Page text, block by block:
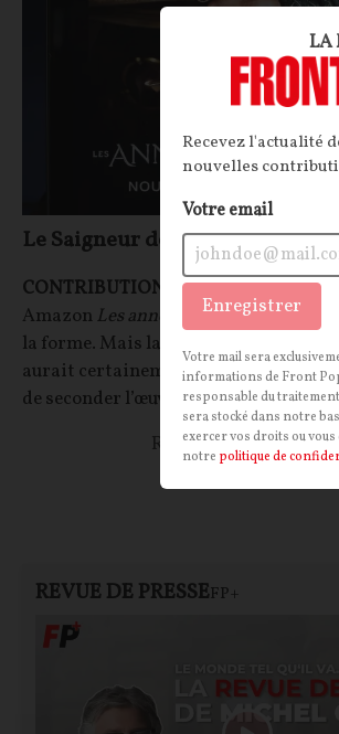
Le Saigneur des agneaux
CONTRIBUTION / OPINION.Bien
Amazon Les anneaux de pouvoira
la forme. Mais la nouvelle « mythologie
aurait certainement révulsé Tolkien,
de seconder l’œuvre de l’écrivain,
Rodolphe Prevot
15/
REVUE DE PRESSEFP+
LA
Recevez l'actualité
nouvelles
Votre email
Enregistrer
Votre mail sera
informations de Front
responsable du
sera stocké dans notre
exercer vos droits ou
notre politique de